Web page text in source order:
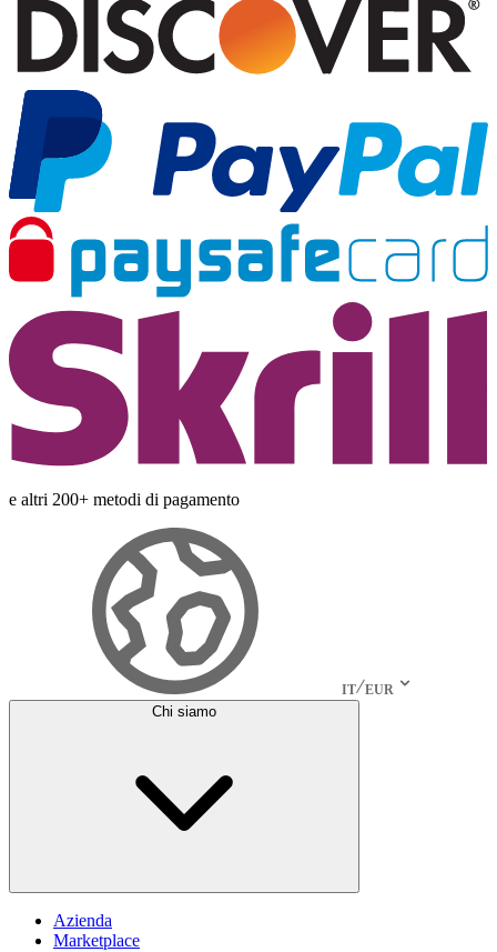
e altri 200+ metodi di pagamento
IT EUR
Chi siamo
Azienda
Marketplace